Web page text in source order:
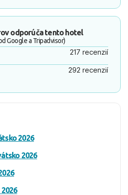
odporúča tento hotel
Google a Tripadvisor)
217 recenzií
292 recenzií
2026
2026